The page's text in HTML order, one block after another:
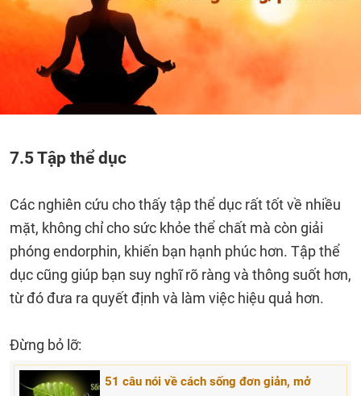
7.5 Tập thể dục
Các nghiên cứu cho thấy tập thể dục rất tốt về nhiều
mặt, không chỉ cho sức khỏe thể chất mà còn giải
phóng endorphin, khiến bạn hạnh phúc hơn. Tập thể
dục cũng giúp bạn suy nghĩ rõ ràng và thông suốt hơn,
từ đó đưa ra quyết định và làm việc hiệu quả hơn.
Đừng bỏ lỡ:
51 câu nói về cách sống đơn giản, mở